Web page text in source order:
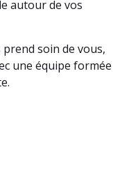
autour de vos
prend soin de vous,
une équipe formée